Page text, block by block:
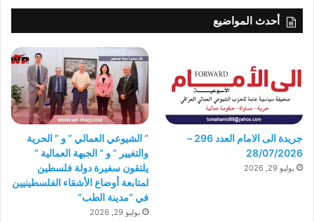
أحدث المواضيع
جريدة الى الامام العدد 296 –
28/07/2026
يوليو 29, 2026
” الشيوعي العمالي ” و ” الحرية
والتغيير ” و ” الجبهة العمالية ”
يلتقون سفيرة دولة فلسطين
لمتابعة أوضاع الأشقاء الفلسطينيين
في “مدينة الطب”
يوليو 29, 2026